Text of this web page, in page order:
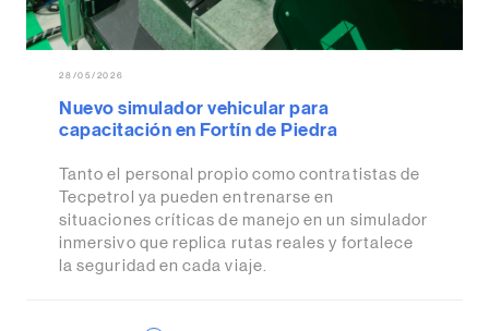
Nuevo simulador vehicular para
capacitación en Fortín de Piedra
Tecpetrol ya pueden entrenarse en
situaciones críticas de manejo en un simulador
inmersivo que replica rutas reales y fortalece
la seguridad en cada viaje.